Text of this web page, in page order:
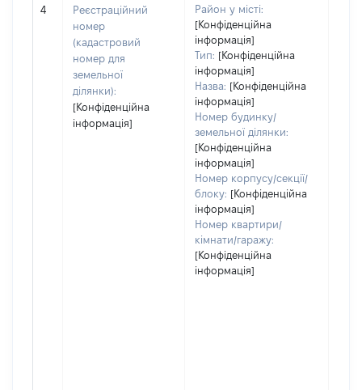
4
Реєстраційний
номер
(кадастровий
номер для
земельної
ділянки):
[Конфіденційна
інформація]
Район у місті:
[Конфіденційна
інформація]
Тип: [Конфіденційна
інформація]
Назва: [Конфіденційна
інформація]
Номер будинку/
земельної ділянки:
[Конфіденційна
інформація]
Номер корпусу/секції/
блоку: [Конфіденційна
інформація]
Номер квартири/
кімнати/гаражу:
[Конфіденційна
інформація]